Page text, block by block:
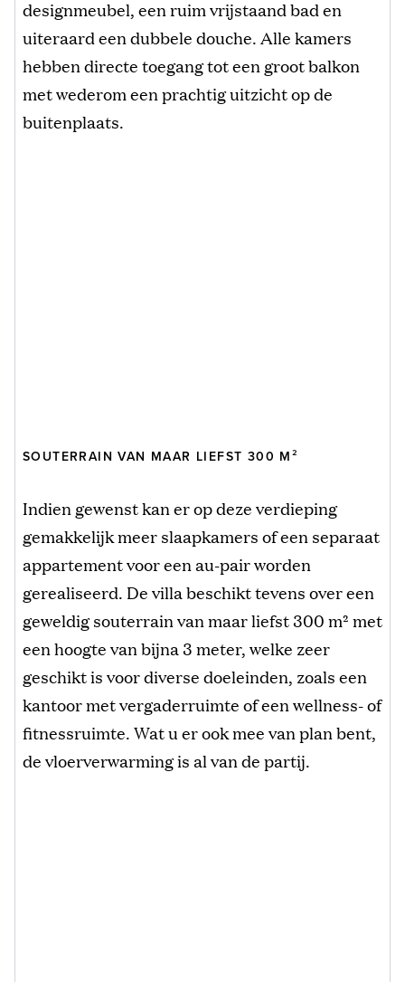
designmeubel, een ruim vrijstaand bad en
uiteraard een dubbele douche. Alle kamers
hebben directe toegang tot een groot balkon
met wederom een prachtig uitzicht op de
buitenplaats.
SOUTERRAIN VAN MAAR LIEFST 300 M²
Indien gewenst kan er op deze verdieping
gemakkelijk meer slaapkamers of een separaat
appartement voor een au-pair worden
gerealiseerd. De villa beschikt tevens over een
geweldig souterrain van maar liefst 300 m² met
een hoogte van bijna 3 meter, welke zeer
geschikt is voor diverse doeleinden, zoals een
kantoor met vergaderruimte of een wellness- of
fitnessruimte. Wat u er ook mee van plan bent,
de vloerverwarming is al van de partij.